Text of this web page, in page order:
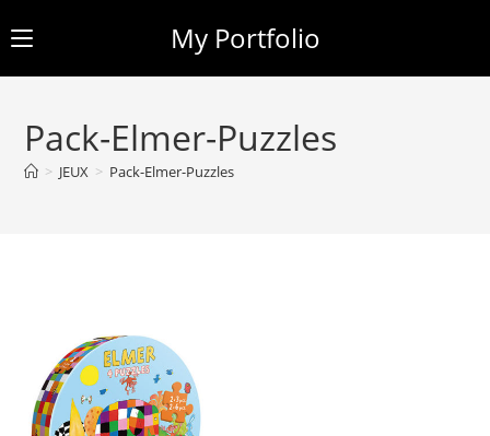
content
My Portfolio
Pack-Elmer-Puzzles
> JEUX > Pack-Elmer-Puzzles